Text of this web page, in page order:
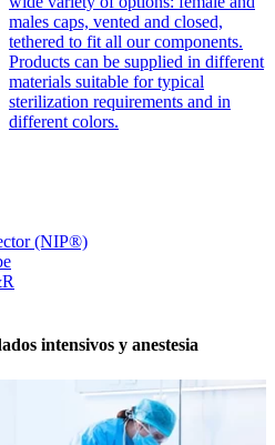
males caps, vented and closed,
tethered to fit all our components.
Products can be supplied in different
materials suitable for typical
sterilization requirements and in
different colors.
(NIP®)
intensivos y anestesia